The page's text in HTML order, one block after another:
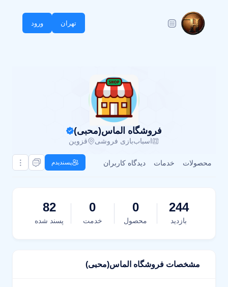
تهران ورود
فروشگاه الماس(محبی)
اسباب‌بازی فروشی قزوین
محصولات خدمات دیدگاه کاربران پسندیدم
244
بازدید
0
محصول
0
خدمت
82
پسند شده
مشخصات فروشگاه الماس(محبی)